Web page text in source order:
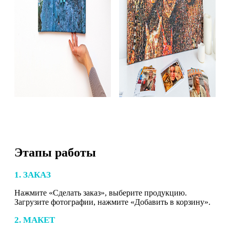
Этапы работы
1. ЗАКАЗ
Нажмите «Сделать заказ», выберите продукцию.
Загрузите фотографии, нажмите «Добавить в корзину».
2. МАКЕТ